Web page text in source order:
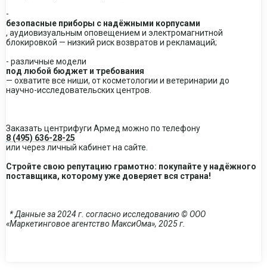
-
безопасные приборы с надёжными корпусами
, аудиовизуальным оповещением и электромагнитной
блокировкой — низкий риск возвратов и рекламаций;
- различные модели
под любой бюджет и требования
— охватите все ниши, от косметологии и ветеринарии до
научно-исследовательских центров.
Заказать центрифуги Армед можно по телефону
8 (495) 636-28-25
или через личный кабинет на сайте.
Стройте свою репутацию грамотно: покупайте у надёжного
поставщика, которому уже доверяет вся страна!
* Данные за 2024 г. согласно исследованию © ООО
«Маркетинговое агентство МаксиОма», 2025 г.